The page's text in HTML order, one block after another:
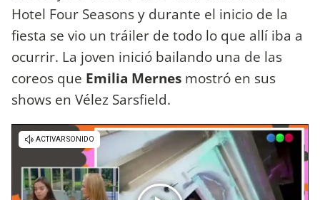
Hotel Four Seasons y durante el inicio de la
fiesta se vio un tráiler de todo lo que allí iba a
ocurrir. La joven inició bailando una de las
coreos que Emilia Mernes mostró en sus
shows en Vélez Sarsfield.